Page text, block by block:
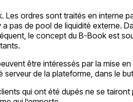
ordres sont traités en interne
pas de pool de liquidité externe.
le concept du B-Book est
être intéressés par la mise
de la plateforme, dans le
qui ont été dupés ne se